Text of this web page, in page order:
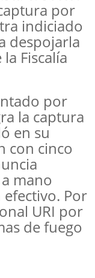
por
indiciado
despojarla
Fiscalía
por
la captura
en su
con cinco
mano
Por
URI por
de fuego